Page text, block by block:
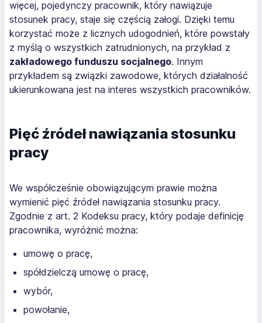
więcej, pojedynczy pracownik, który nawiązuje
stosunek pracy, staje się częścią załogi. Dzięki temu
korzystać może z licznych udogodnień, które powstały
z myślą o wszystkich zatrudnionych, na przykład z
zakładowego funduszu socjalnego. Innym
przykładem są związki zawodowe, których działalność
ukierunkowana jest na interes wszystkich pracowników.
Pięć źródeł nawiązania stosunku
pracy
We współcześnie obowiązującym prawie można
wymienić pięć źródeł nawiązania stosunku pracy.
Zgodnie z art. 2 Kodeksu pracy, który podaje definicję
pracownika, wyróżnić można:
umowę o pracę,
spółdzielczą umowę o pracę,
wybór,
powołanie,